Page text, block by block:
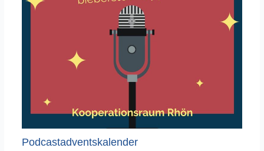
Podcastadventskalender